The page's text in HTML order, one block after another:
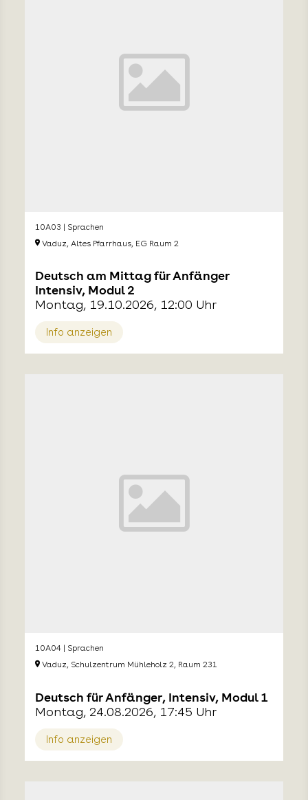
10A03 | Sprachen
Vaduz, Altes Pfarrhaus, EG Raum 2
Deutsch am Mittag für Anfänger
Intensiv, Modul 2
Montag, 19.10.2026, 12:00 Uhr
Info anzeigen
10A04 | Sprachen
Vaduz, Schulzentrum Mühleholz 2, Raum 231
Deutsch für Anfänger, Intensiv, Modul 1
Montag, 24.08.2026, 17:45 Uhr
Info anzeigen